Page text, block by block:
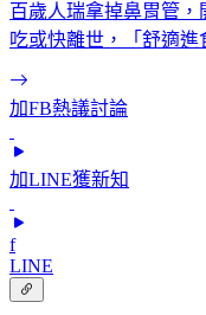
百歲人瑞拿掉鼻胃管
吃或快離世，「舒適
加FB熱議討論
加LINE獲新知
f
LINE